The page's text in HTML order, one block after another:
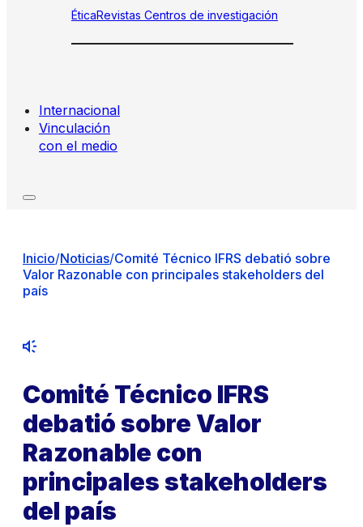
ÉticaRevistas Centros de investigación
Internacional
Vinculación
con el medio
Inicio/Noticias/Comité Técnico IFRS debatió sobre
Valor Razonable con principales stakeholders del
país
Comité Técnico IFRS
debatió sobre Valor
Razonable con
principales stakeholders
del país